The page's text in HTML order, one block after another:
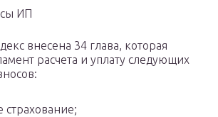
ИП
внесена 34 глава, которая
расчета и уплату следующих
страхование;